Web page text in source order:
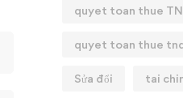
quyet toan thue
quyet toan thue
Sửa đổi tai